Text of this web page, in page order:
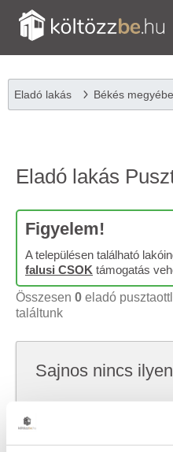
Eladó lakás Békés
Eladó lakás
Figyelem!
A településen található
falusi CSOK támogatás
Összesen 0 eladó
találtunk
Sajnos nincs
keresni, hátha akkor